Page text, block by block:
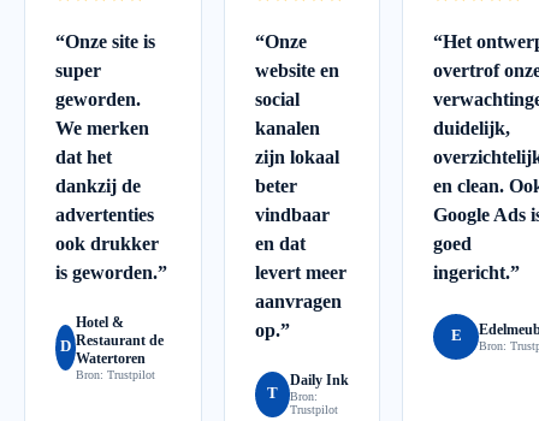
“Onze site is
super
geworden.
We merken
dat het
dankzij de
advertenties
ook drukker
is geworden.”
D
Hotel &
Restaurant de
Watertoren
Bron: Trustpilot
“Onze
website en
social
kanalen
zijn lokaal
beter
vindbaar
en dat
levert meer
aanvragen
op.”
T
Daily Ink
Bron:
Trustpilot
“Het
overtrof
duidelijk,
en clean.
Google Ads
goed
ingericht.”
E
Bron: